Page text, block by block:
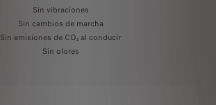
Sin vibraciones
Sin cambios de marcha
Sin emisiones de CO₂ al conducir
Sin olores